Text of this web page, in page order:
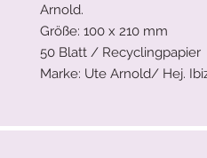
Arnold.
Größe: 100 x 210 mm
50 Blatt / Recyclingpapier
Marke: Ute Arnold/ Hej.